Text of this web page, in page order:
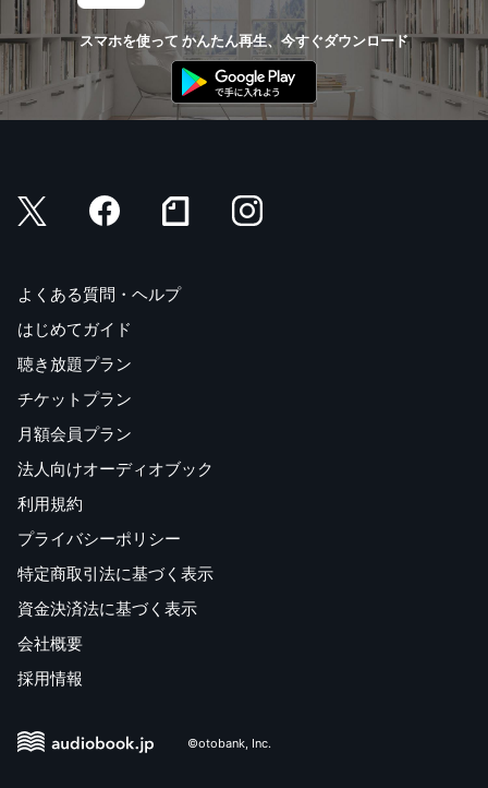
スマホを使って かんたん再生、今すぐダウンロード
よくある質問・ヘルプ
はじめてガイド
聴き放題プラン
チケットプラン
月額会員プラン
法人向けオーディオブック
利用規約
プライバシーポリシー
特定商取引法に基づく表示
資金決済法に基づく表示
会社概要
採用情報
©otobank, Inc.